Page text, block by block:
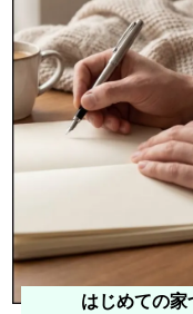
はじめての家